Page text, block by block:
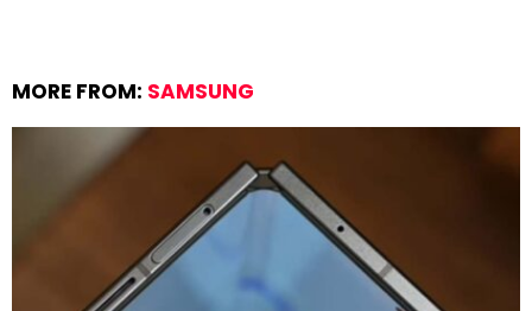
MORE FROM: SAMSUNG